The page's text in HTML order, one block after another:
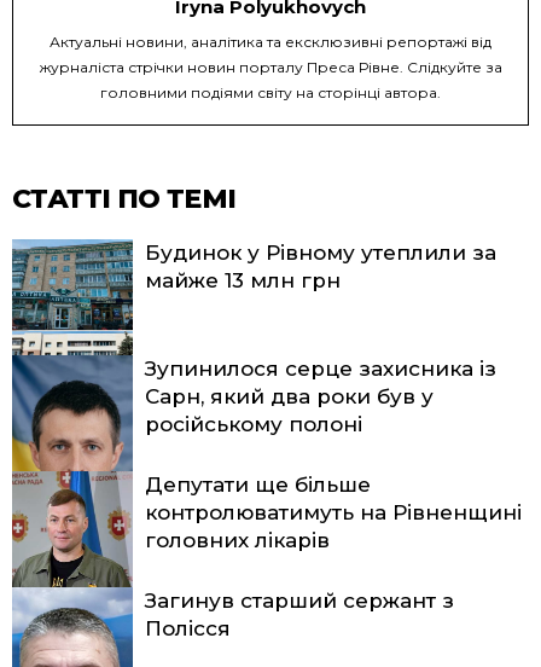
Iryna Polyukhovych
Актуальні новини, аналітика та ексклюзивні репортажі від
журналіста стрічки новин порталу Преса Рівне. Слідкуйте за
головними подіями світу на сторінці автора.
СТАТТІ ПО ТЕМІ
Будинок у Рівному утеплили за
майже 13 млн грн
Зупинилося серце захисника із
Сарн, який два роки був у
російському полоні
Депутати ще більше
контролюватимуть на Рівненщині
головних лікарів
Загинув старший сержант з
Полісся